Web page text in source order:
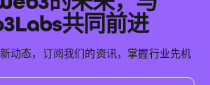
共同前进
动态，订阅我们的资讯，掌握行业先机